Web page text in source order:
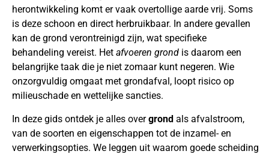
herontwikkeling komt er vaak overtollige aarde vrij. Soms
is deze schoon en direct herbruikbaar. In andere gevallen
kan de grond verontreinigd zijn, wat specifieke
behandeling vereist. Het afvoeren grond is daarom een
belangrijke taak die je niet zomaar kunt negeren. Wie
onzorgvuldig omgaat met grondafval, loopt risico op
milieuschade en wettelijke sancties.
In deze gids ontdek je alles overgrond als afvalstroom,
van de soorten en eigenschappen tot de inzamel- en
verwerkingsopties. We leggen uit waarom goede scheiding